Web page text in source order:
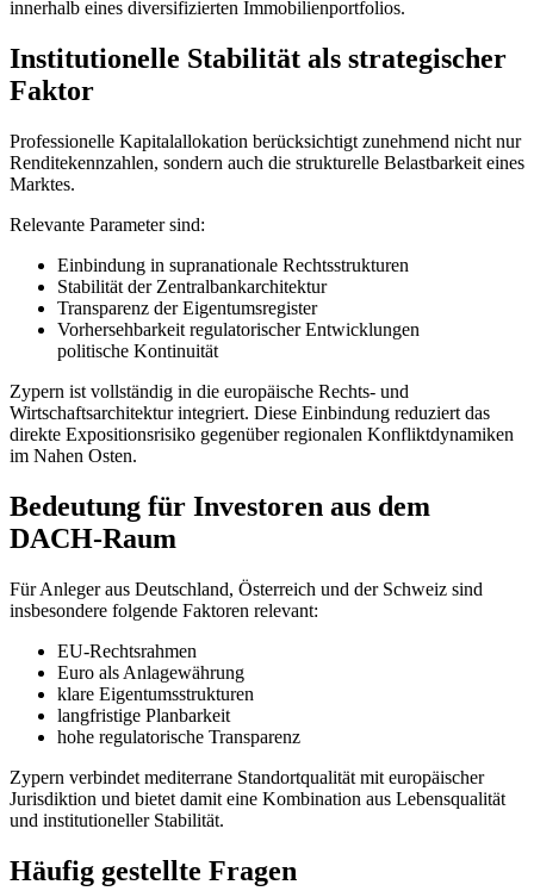
innerhalb eines diversifizierten Immobilienportfolios.
Institutionelle Stabilität als strategischer
Faktor
Professionelle Kapitalallokation berücksichtigt zunehmend nicht nur
Renditekennzahlen, sondern auch die strukturelle Belastbarkeit eines
Marktes.
Relevante Parameter sind:
Einbindung in supranationale Rechtsstrukturen
Stabilität der Zentralbankarchitektur
Transparenz der Eigentumsregister
Vorhersehbarkeit regulatorischer Entwicklungen
politische Kontinuität
Zypern ist vollständig in die europäische Rechts- und
Wirtschaftsarchitektur integriert. Diese Einbindung reduziert das
direkte Expositionsrisiko gegenüber regionalen Konfliktdynamiken
im Nahen Osten.
Bedeutung für Investoren aus dem
DACH-Raum
Für Anleger aus Deutschland, Österreich und der Schweiz sind
insbesondere folgende Faktoren relevant:
EU-Rechtsrahmen
Euro als Anlagewährung
klare Eigentumsstrukturen
langfristige Planbarkeit
hohe regulatorische Transparenz
Zypern verbindet mediterrane Standortqualität mit europäischer
Jurisdiktion und bietet damit eine Kombination aus Lebensqualität
und institutioneller Stabilität.
Häufig gestellte Fragen